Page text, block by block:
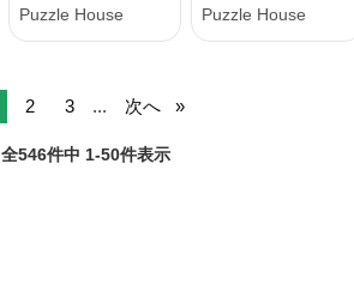
2 3 ... 次へ
全546件中 1-50件表示